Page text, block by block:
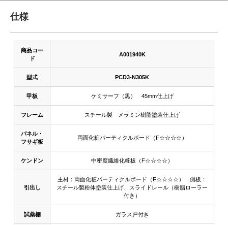
仕様
商品コー
ド
A001940K
型式 PCD3-N305K
甲板 ケミサーフ（黒） 45mm仕上げ
フレーム スチール製 メラミン樹脂塗装仕上げ
パネル・
フサギ板
両面化粧パーティクルボード（F☆☆☆☆）
ケンドン 中密度繊維化粧板（F☆☆☆☆）
引出し
主材：両面化粧パーティクルボード（F☆☆☆☆） 側板：
スチール製粉体塗装仕上げ、スライドレール（樹脂ローラー
付き）
試薬棚 ガラス戸付き